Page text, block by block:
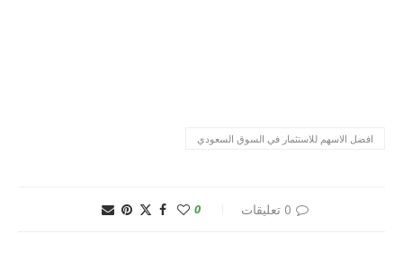
افضل الاسهم للاستثمار في السوق السعودي
0 تعليقات 0